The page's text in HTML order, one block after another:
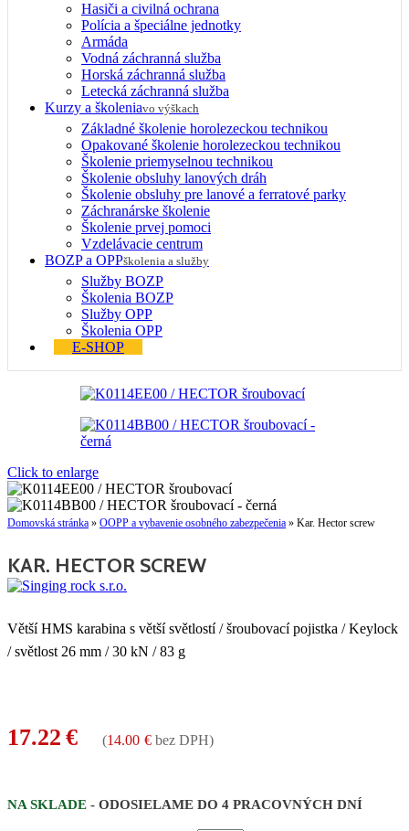
Hasiči a civilná ochrana
Polícia a špeciálne jednotky
Armáda
Vodná záchranná služba
Horská záchranná služba
Letecká záchranná služba
Kurzy a školeniavo výškach
Základné školenie horolezeckou technikou
Opakované školenie horolezeckou technikou
Školenie priemyselnou technikou
Školenie obsluhy lanových dráh
Školenie obsluhy pre lanové a ferratové parky
Záchranárske školenie
Školenie prvej pomoci
Vzdelávacie centrum
BOZP a OPPškolenia a služby
Služby BOZP
Školenia BOZP
Služby OPP
Školenia OPP
E-SHOP
Click to enlarge
Domovská stránka » OOPP a vybavenie osobného zabezpečenia » Kar. Hector screw
KAR. HECTOR SCREW
Větší HMS karabina s větší světlostí / šroubovací pojistka / Keylock
/ světlost 26 mm / 30 kN / 83 g
17.22 € (14.00 € bez DPH)
NA SKLADE - ODOSIELAME DO 4 PRACOVNÝCH DNÍ